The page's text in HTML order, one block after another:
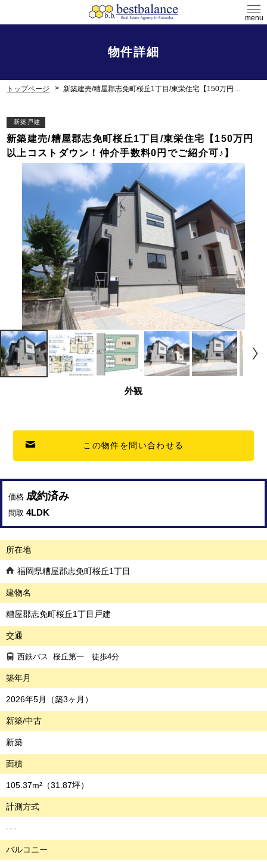
menu
物件詳細
トップページ 新築建売/糟屋郡志免町桜丘1丁目/東栄住宅【150万円以上コストダウン！仲介手数料0円でご紹介可♪】
新築戸建
新築建売/糟屋郡志免町桜丘1丁目/東栄住宅【150万円
以上コストダウン！仲介手数料0円でご紹介可♪】
外観
この物件を問い合わせる
価格 成約済み
間取 4LDK
所在地
福岡県糟屋郡志免町桜丘1丁目
建物名
糟屋郡志免町桜丘1丁目戸建
交通
西鉄バス 桜丘第一 徒歩4分
築年月
2026年5月（築3ヶ月）
新築/中古
新築
面積
105.37m² （31.87坪）
計測方式
---
バルコニー